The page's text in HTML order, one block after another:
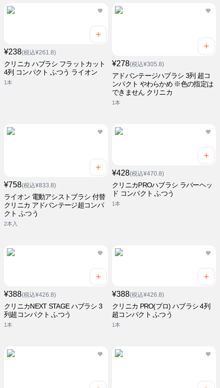
¥238(税込¥261.8)
クリニカ ハブラシ フラットカット
4列 コンパクト ふつう ライオン
1本
¥278(税込¥305.8)
アドバンテージハブラシ 3列 超コ
ンパクト やわらかめ ※色の指定は
できません クリニカ
1本
¥758(税込¥833.8)
ライオン 電動アシストブラシ 付替
クリニカ アドバンテージ超コンパ
クト ふつう
2本入
¥428(税込¥470.8)
クリニカPROハブラシ ラバーヘッ
ド コンパクト ふつう
1本
¥388(税込¥426.8)
クリニカNEXT STAGE ハブラシ 3
列超コンパクト ふつう
1本
¥388(税込¥426.8)
クリニカ PRO(プロ) ハブラシ 4列
超コンパクト ふつう
1本